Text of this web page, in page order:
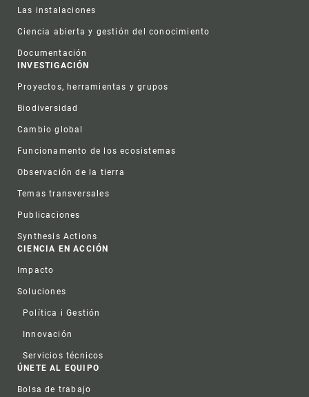
Las instalaciones
Ciencia abierta y gestión del conocimiento
Documentación
INVESTIGACIÓN
Proyectos, herramientas y grupos
Biodiversidad
Cambio global
Funcionamento de los ecosistemas
Observación de la tierra
Temas transversales
Publicaciones
Synthesis Actions
CIENCIA EN ACCIÓN
Impacto
Soluciones
Política i Gestión
Innovación
Servicios técnicos
ÚNETE AL EQUIPO
Bolsa de trabajo